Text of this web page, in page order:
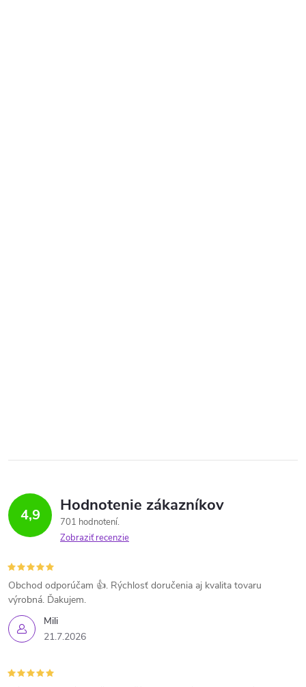
4,9 Hodnotenie zákazníkov
701 hodnotení
Zobraziť recenzie
Mili
21.7.2026
Obchod odporúčam 👍. Rýchlosť doručenia aj kvalita tovaru
výrobná. Ďakujem.